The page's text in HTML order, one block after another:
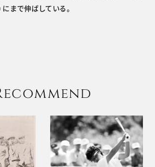
まで伸ばしている。